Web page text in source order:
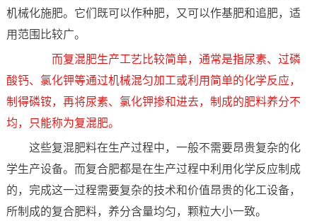
机械化施肥。它们既可以作种肥，又可以作基肥和追肥，适
用范围比较广。
而复混肥生产工艺比较简单，通常是指尿素、过磷
酸钙、氯化钾等通过机械混匀加工或利用简单的化学反应，
制得磷铵，再将尿素、氯化钾掺和进去，制成的肥料养分不
均，只能称为复混肥。
这些复混肥料在生产过程中，一般不需要昂贵复杂的化
学生产设备。而复合肥都是在生产过程中利用化学反应制成
的，完成这一过程需要复杂的技术和价值昂贵的化工设备，
所制成的复合肥料，养分含量均匀，颗粒大小一致。